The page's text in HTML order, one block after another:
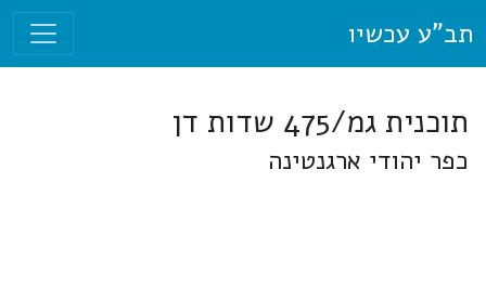
תב"ע עכשיו
תוכנית גמ/475 שדות דן
כפר יהודי ארגנטינה